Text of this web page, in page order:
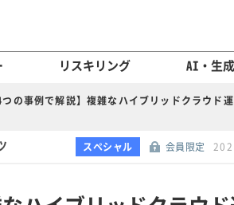
リスキリング AI・生
4つの事例で解説】複雑なハイブリッドクラウド
スペシャル 会員限定